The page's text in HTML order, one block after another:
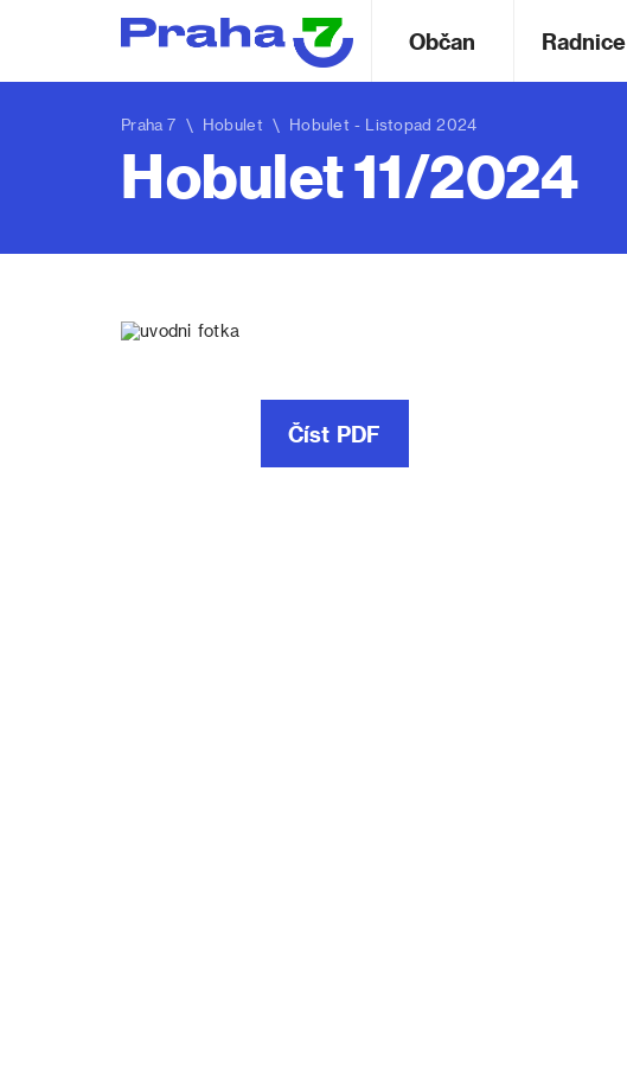
Občan Radnice
Praha 7 \ Hobulet \ Hobulet - Listopad 2024
Hobulet 11/2024
Číst PDF